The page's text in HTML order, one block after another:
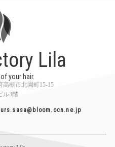
Lila
your hair.
槻市北園町15-15
ル3階